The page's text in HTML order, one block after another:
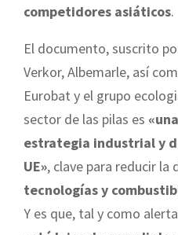
competidores asiáticos.
El documento, suscrito
Verkor, Albemarle, así
Eurobat y el grupo
sector de las pilas es
estrategia industrial y
UE», clave para reducir la
tecnologías y
Y es que, tal y como